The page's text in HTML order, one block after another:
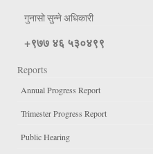
गुनासो सुन्ने अधिकारी
+९७७ ४६ ५३०४९९
Reports
Annual Progress Report
Trimester Progress Report
Public Hearing